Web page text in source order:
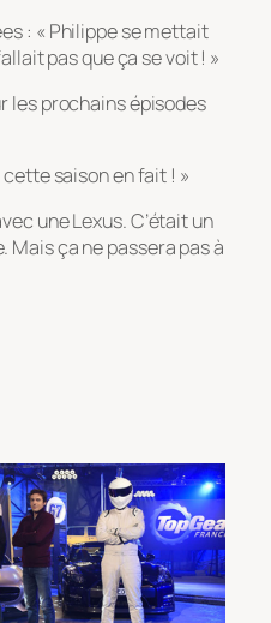
: « Philippe se mettait
pas que ça se voit ! »
les prochains épisodes
cette saison en fait ! »
une Lexus. C’était un
ça ne passera pas à